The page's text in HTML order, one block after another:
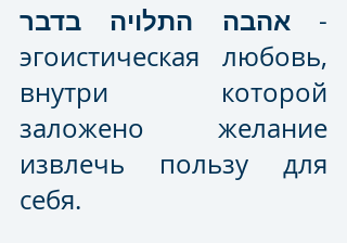
אהבה התלויה בדבר -
эгоистическая любовь,
внутри которой
заложено желание
извлечь пользу для
себя.